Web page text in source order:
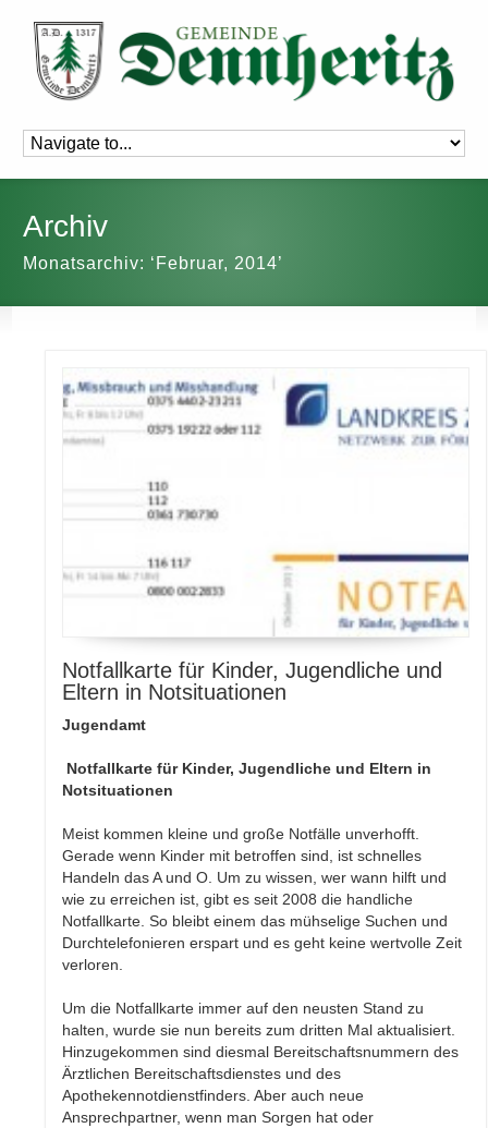
Archiv
Monatsarchiv: ‘Februar, 2014’
Notfallkarte für Kinder, Jugendliche und
Eltern in Notsituationen
Jugendamt
Notfallkarte für Kinder, Jugendliche und Eltern in
Notsituationen
Meist kommen kleine und große Notfälle unverhofft.
Gerade wenn Kinder mit betroffen sind, ist schnelles
Handeln das A und O. Um zu wissen, wer wann hilft und
wie zu erreichen ist, gibt es seit 2008 die handliche
Notfallkarte. So bleibt einem das mühselige Suchen und
Durchtelefonieren erspart und es geht keine wertvolle Zeit
verloren.
Um die Notfallkarte immer auf den neusten Stand zu
halten, wurde sie nun bereits zum dritten Mal aktualisiert.
Hinzugekommen sind diesmal Bereitschaftsnummern des
Ärztlichen Bereitschaftsdienstes und des
Apothekennotdienstfinders. Aber auch neue
Ansprechpartner, wenn man Sorgen hat oder